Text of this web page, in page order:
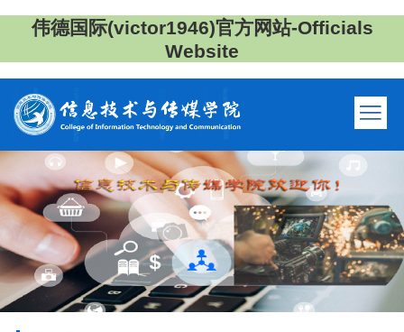
伟德国际(victor1946)官方网站-Officials
Website